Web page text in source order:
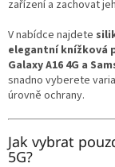
zařízení a zachovat
V nabídce najdete
elegantní knížková
Galaxy A16 4G a
snadno vyberete
úrovně ochrany.
Jak vybrat
5G?